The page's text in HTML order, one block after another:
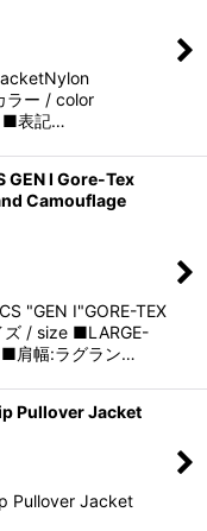
ラー / color
表記…
GEN I Gore-Tex
Camouflage
"GEN I"GORE-TEX
ズ / size ■LARGE-
肩幅:ラグラン…
Pullover Jacket
Pullover Jacket